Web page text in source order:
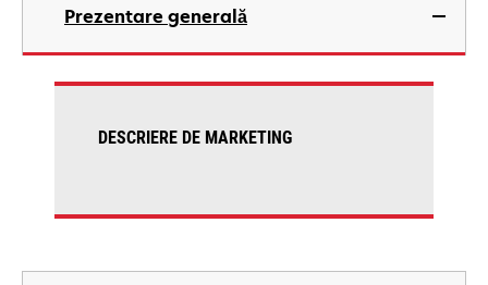
Prezentare generală
DESCRIERE DE MARKETING